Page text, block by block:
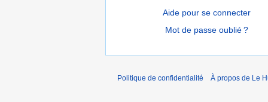
Aide pour se connecter
Mot de passe oublié ?
Politique de confidentialité À propos de Le